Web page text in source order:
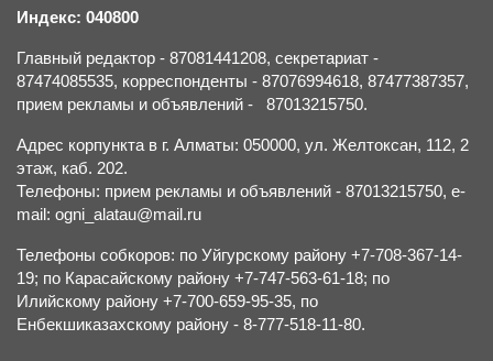
Индекс: 040800
Главный редактор - 87081441208, секретариат -
87474085535, корреспонденты - 87076994618, 87477387357,
прием рекламы и объявлений - 87013215750.
Адрес корпункта в г. Алматы: 050000, ул. Желтоксан, 112, 2
этаж, каб. 202.
Телефоны: прием рекламы и объявлений - 87013215750, e-
mail: ogni_alatau@mail.ru
Телефоны собкоров: по Уйгурскому району +7-708-367-14-
19; по Карасайскому району +7-747-563-61-18; по
Илийскому району +7-700-659-95-35, по
Енбекшиказахскому району - 8-777-518-11-80.